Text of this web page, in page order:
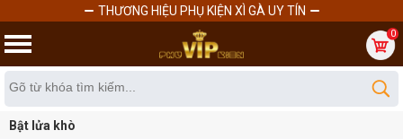
0
Bật lửa khò
THƯƠNG HIỆU PHỤ KIỆN XÌ GÀ UY TÍN